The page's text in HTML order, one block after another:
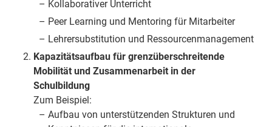
Kollaborativer Unterricht
Peer Learning und Mentoring für Mitarbeiter
Lehrersubstitution und Ressourcenmanagement
Kapazitätsaufbau für grenzüberschreitende
Mobilität und Zusammenarbeit in der
Schulbildung
Zum Beispiel:
Aufbau von unterstützenden Strukturen und